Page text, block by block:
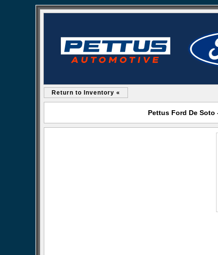
Return to Inventory «
Pettus Ford De Soto